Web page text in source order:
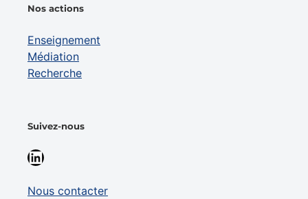
Nos actions
Enseignement
Médiation
Recherche
Suivez-nous
LinkedIn
Nous contacter